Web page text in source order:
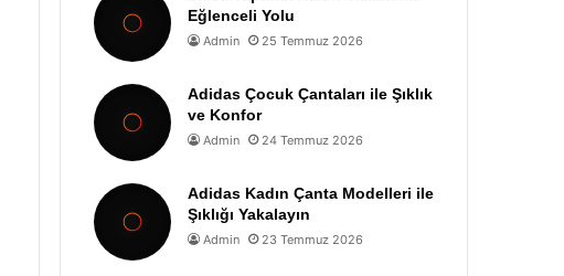
Eğlenceli Yolu
Admin 25 Temmuz 2026
Adidas Çocuk Çantaları ile Şıklık
ve Konfor
Admin 24 Temmuz 2026
Adidas Kadın Çanta Modelleri ile
Şıklığı Yakalayın
Admin 23 Temmuz 2026